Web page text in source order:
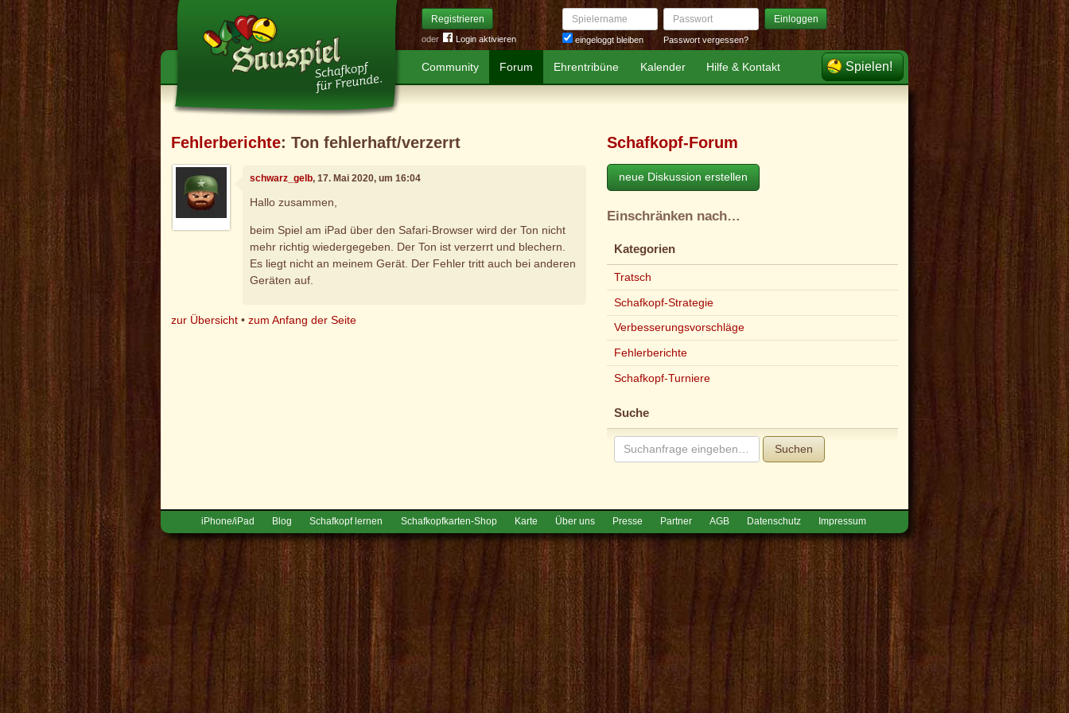
Registrieren
oder Login aktivieren
Spielername
eingeloggt bleiben
Passwort Einloggen
Passwort vergessen?
Community Forum Ehrentribüne Kalender Hilfe & Kontakt Spielen!
Fehlerberichte: Ton fehlerhaft/verzerrt
schwarz_gelb, 17. Mai 2020, um 16:04
Hallo zusammen,
beim Spiel am iPad über den Safari-Browser wird der Ton nicht
mehr richtig wiedergegeben. Der Ton ist verzerrt und blechern.
Es liegt nicht an meinem Gerät. Der Fehler tritt auch bei anderen
Geräten auf.
zur Übersicht •zum Anfang der Seite
Schafkopf-Forum
neue Diskussion erstellen
Einschränken nach…
Kategorien
Tratsch
Schafkopf-Strategie
Verbesserungsvorschläge
Fehlerberichte
Schafkopf-Turniere
Suche
Suchen
iPhone/iPad Blog Schafkopf lernen Schafkopfkarten-Shop Karte Über uns Presse Partner AGB Datenschutz Impressum